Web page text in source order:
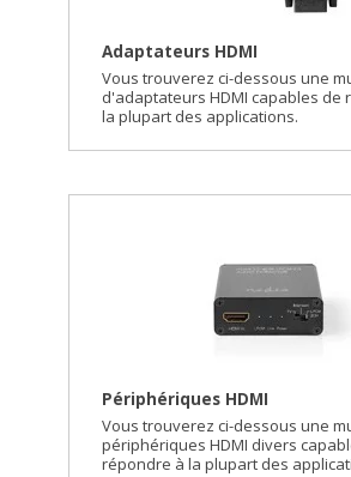
Adaptateurs HDMI
Vous trouverez ci-dessous une
d'adaptateurs HDMI capables de
la plupart des applications.
Périphériques HDMI
Vous trouverez ci-dessous une
périphériques HDMI divers
répondre à la plupart des